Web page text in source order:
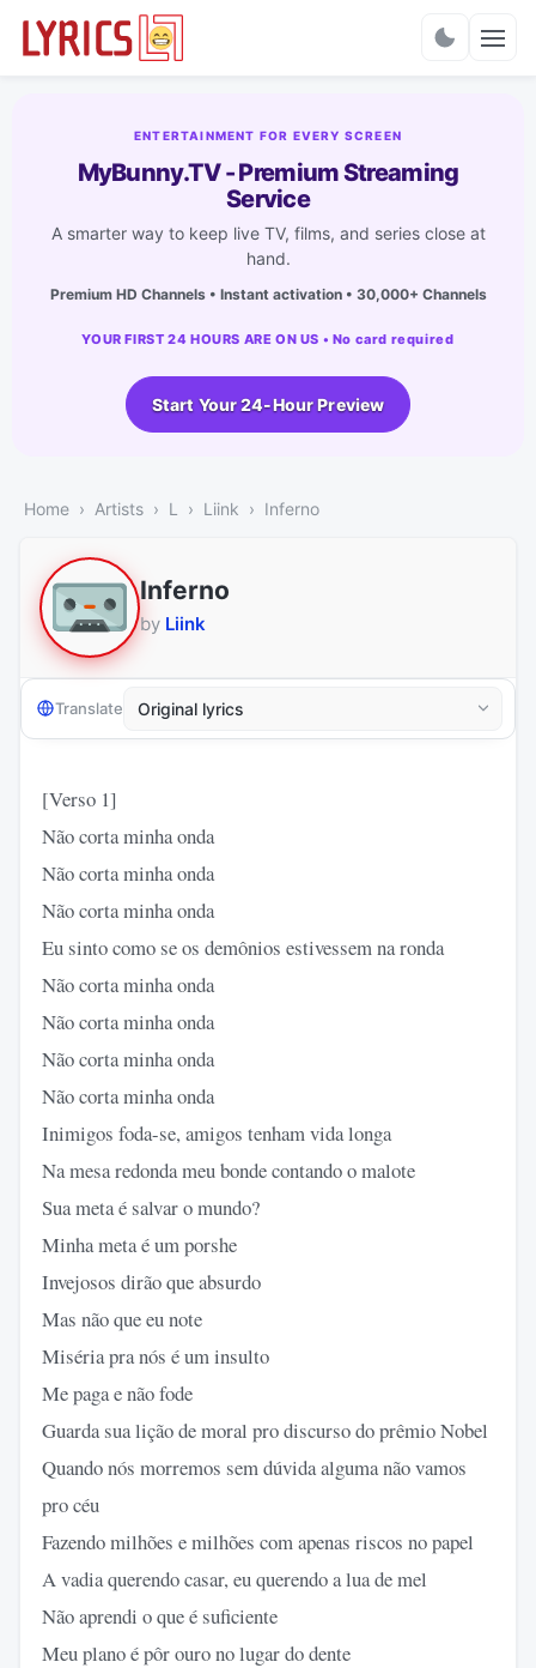
ENTERTAINMENT FOR EVERY SCREEN
MyBunny.TV - Premium Streaming
Service
A smarter way to keep live TV, films, and series close at
hand.
Premium HD Channels • Instant activation • 30,000+ Channels
YOUR FIRST 24 HOURS ARE ON US • No card required
Start Your 24-Hour Preview
Home Artists L Liink Inferno
Inferno
by Liink
Translate
[Verso 1]
Não corta minha onda
Não corta minha onda
Não corta minha onda
Eu sinto como se os demônios estivessem na ronda
Não corta minha onda
Não corta minha onda
Não corta minha onda
Não corta minha onda
Inimigos foda-se, amigos tenham vida longa
Na mesa redonda meu bonde contando o malote
Sua meta é salvar o mundo?
Minha meta é um porshe
Invejosos dirão que absurdo
Mas não que eu note
Miséria pra nós é um insulto
Me paga e não fode
Guarda sua lição de moral pro discurso do prêmio Nobel
Quando nós morremos sem dúvida alguma não vamos
pro céu
Fazendo milhões e milhões com apenas riscos no papel
A vadia querendo casar, eu querendo a lua de mel
Não aprendi o que é suficiente
Meu plano é pôr ouro no lugar do dente